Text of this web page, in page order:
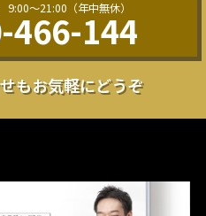
〜21:00（年中無休）
466-144
もお気軽にどうぞ